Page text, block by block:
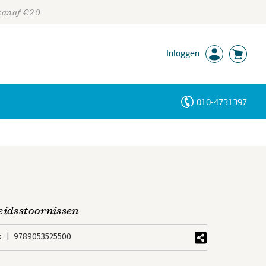
€20
Inloggen
010-4731397
9789053525500
Personen